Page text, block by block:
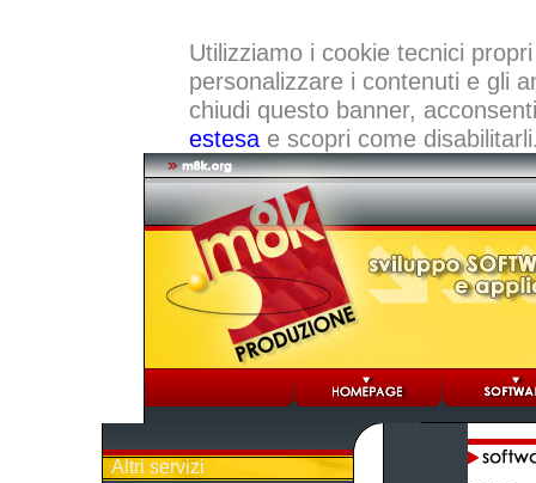
Utilizziamo i cookie tecnici
personalizzare i contenuti e gli
chiudi questo banner,
estesae scopri come
Altri servizi